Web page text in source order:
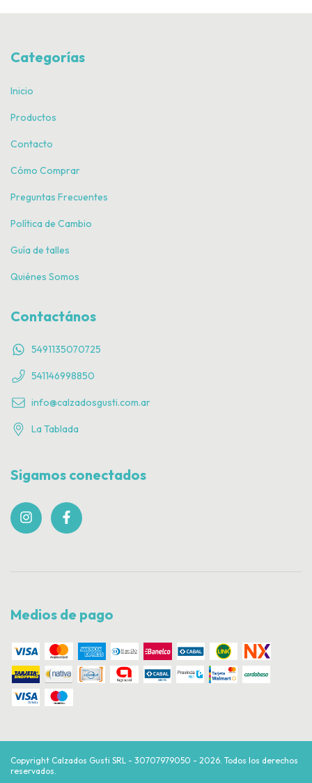
Categorías
Inicio
Productos
Contacto
Cómo Comprar
Preguntas Frecuentes
Política de Cambio
Guía de talles
Quiénes Somos
Contactános
5491135070725
541146998850
info@calzadosgusti.com.ar
La Tablada
Sigamos conectados
Medios de pago
Copyright Calzados Gusti SRL - 30707979050 - 2026. Todos los derechos
reservados.